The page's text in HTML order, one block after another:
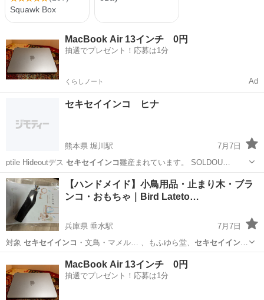
MacBook Air 13インチ 0円
抽選でプレゼント！応募は1分
くらしノート Ad
セキセイインコ ヒナ
熊本県 堀川駅
7月7日
ptile Hideoutデス セキセイインコ 雛産まれています。 SOLDOU…
熊本 熊本市 堀川駅 ペットショップ セキセイインコ
【ハンドメイド】小鳥用品・止まり木・ブラ
ンコ・おもちゃ｜Bird Lateto…
兵庫県 垂水駅
7月7日
対象 セキセイインコ ・文鳥・マメル… 、もふゆら堂、 セキセイイン
コ、オカメインコ… ペット用品
MacBook Air 13インチ 0円
抽選でプレゼント！応募は1分